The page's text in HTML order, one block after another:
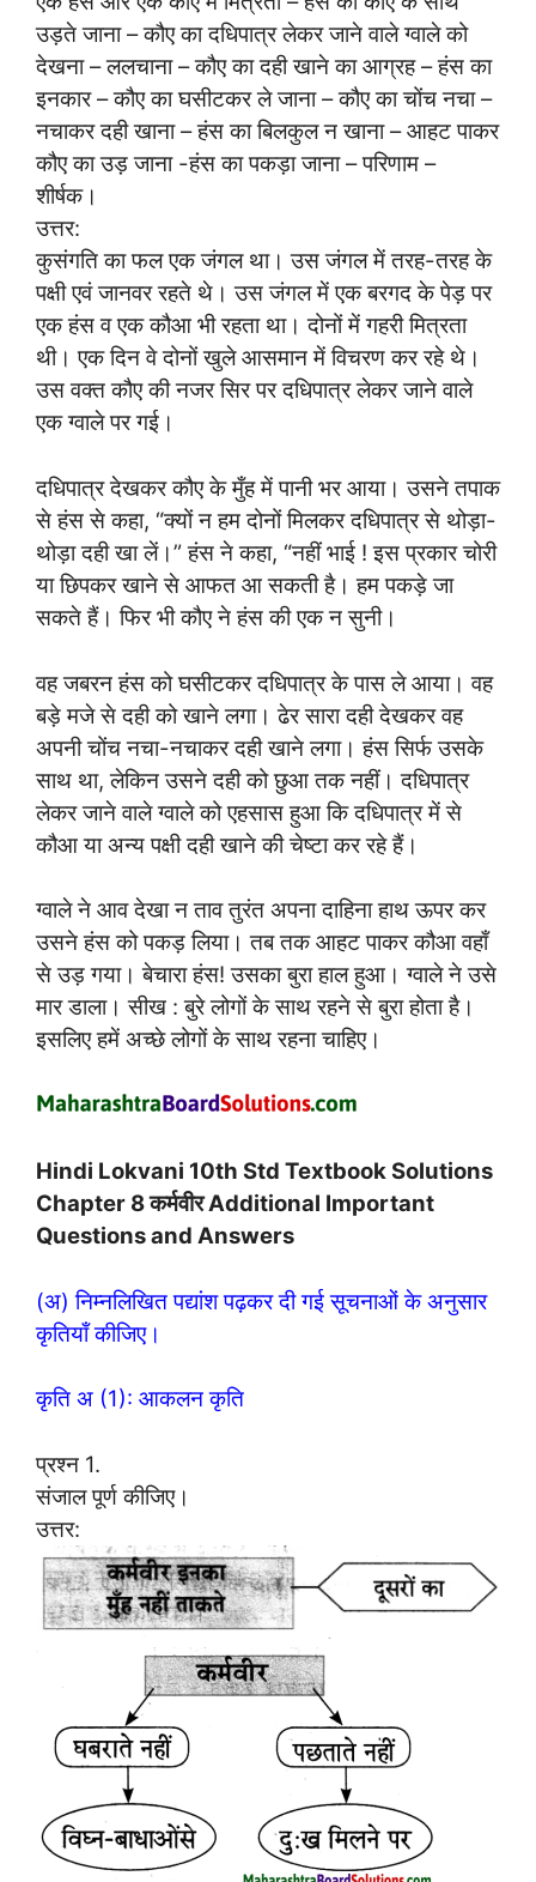
उड़ते जाना – कौए का दधिपात्र लेकर जाने वाले ग्वाले को
देखना – ललचाना – कौए का दही खाने का आग्रह – हंस का
इनकार – कौए का घसीटकर ले जाना – कौए का चोंच नचा –
नचाकर दही खाना – हंस का बिलकुल न खाना – आहट पाकर
कौए का उड़ जाना -हंस का पकड़ा जाना – परिणाम –
शीर्षक।
उत्तर:
कुसंगति का फल एक जंगल था। उस जंगल में तरह-तरह के
पक्षी एवं जानवर रहते थे। उस जंगल में एक बरगद के पेड़ पर
एक हंस व एक कौआ भी रहता था। दोनों में गहरी मित्रता
थी। एक दिन वे दोनों खुले आसमान में विचरण कर रहे थे।
उस वक्त कौए की नजर सिर पर दधिपात्र लेकर जाने वाले
एक ग्वाले पर गई।
दधिपात्र देखकर कौए के मुँह में पानी भर आया। उसने तपाक
से हंस से कहा, “क्यों न हम दोनों मिलकर दधिपात्र से थोड़ा-
थोड़ा दही खा लें।” हंस ने कहा, “नहीं भाई ! इस प्रकार चोरी
या छिपकर खाने से आफत आ सकती है। हम पकड़े जा
सकते हैं। फिर भी कौए ने हंस की एक न सुनी।
वह जबरन हंस को घसीटकर दधिपात्र के पास ले आया। वह
बड़े मजे से दही को खाने लगा। ढेर सारा दही देखकर वह
अपनी चोंच नचा-नचाकर दही खाने लगा। हंस सिर्फ उसके
साथ था, लेकिन उसने दही को छुआ तक नहीं। दधिपात्र
लेकर जाने वाले ग्वाले को एहसास हुआ कि दधिपात्र में से
कौआ या अन्य पक्षी दही खाने की चेष्टा कर रहे हैं।
ग्वाले ने आव देखा न ताव तुरंत अपना दाहिना हाथ ऊपर कर
उसने हंस को पकड़ लिया। तब तक आहट पाकर कौआ वहाँ
से उड़ गया। बेचारा हंस! उसका बुरा हाल हुआ। ग्वाले ने उसे
मार डाला। सीख : बुरे लोगों के साथ रहने से बुरा होता है।
इसलिए हमें अच्छे लोगों के साथ रहना चाहिए।
Hindi Lokvani 10th Std Textbook Solutions
Chapter 8 कर्मवीर Additional Important
Questions and Answers
(अ) निम्नलिखित पद्यांश पढ़कर दी गई सूचनाओं के अनुसार
कृतियाँ कीजिए।
कृति अ (1): आकलन कृति
प्रश्न 1.
संजाल पूर्ण कीजिए।
उत्तर: